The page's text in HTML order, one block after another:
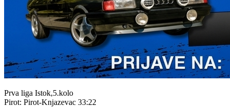
Prva liga Istok,5.kolo
Pirot: Pirot-Knjazevac 33:22